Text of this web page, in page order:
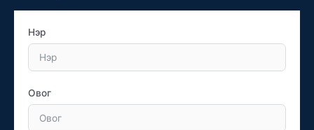
Нэр
Овог